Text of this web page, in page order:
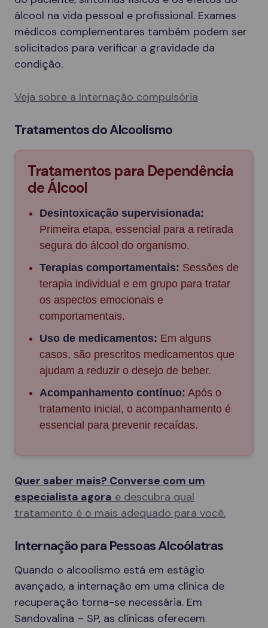
álcool na vida pessoal e profissional. Exames
médicos complementares também podem ser
solicitados para verificar a gravidade da
condição.
Veja sobre a Internação compulsória
Tratamentos do Alcoolismo
Tratamentos para Dependência
de Álcool
Desintoxicação supervisionada:
Primeira etapa, essencial para a retirada
segura do álcool do organismo.
Terapias comportamentais: Sessões de
terapia individual e em grupo para tratar
os aspectos emocionais e
comportamentais.
Uso de medicamentos: Em alguns
casos, são prescritos medicamentos que
ajudam a reduzir o desejo de beber.
Acompanhamento contínuo: Após o
tratamento inicial, o acompanhamento é
essencial para prevenir recaídas.
Quer saber mais? Converse com um
especialista agora e descubra qual
tratamento é o mais adequado para você.
Internação para Pessoas Alcoólatras
Quando o alcoolismo está em estágio
avançado, a internação em uma clínica de
recuperação torna-se necessária. Em
Sandovalina – SP, as clínicas oferecem